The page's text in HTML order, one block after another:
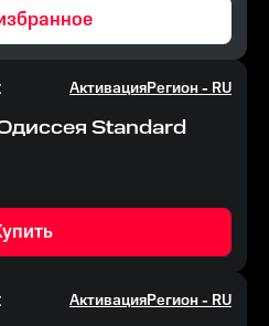
АктивацияРегион -RU
Standard
АктивацияРегион -RU